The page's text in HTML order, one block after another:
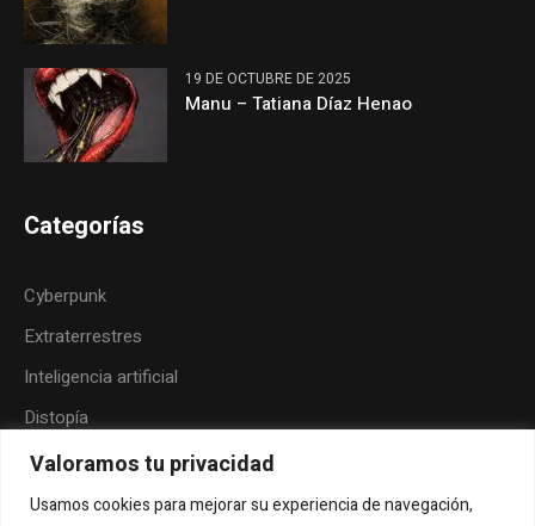
Valoramos tu privacidad
Usamos cookies para mejorar su experiencia de navegación,
19 DE OCTUBRE DE 2025
Manu – Tatiana Díaz Henao
Categorías
Cyberpunk
Extraterrestres
Inteligencia artificial
Distopía
Neoindigenismo
Posthumanismo